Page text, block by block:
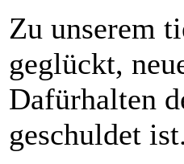
Zu unserem
geglückt,
Dafürhalten
geschuldet ist.